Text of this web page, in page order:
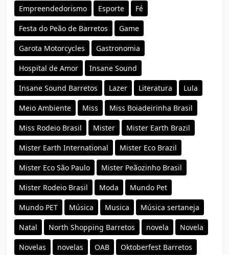
Empreendedorismo Esporte Fé
Festa do Peão de Barretos Game
Garota Motorcycles Gastronomia
Hospital de Amor Insane Sound
Insane Sound Barretos Lazer Literatura Lula
Meio Ambiente Miss Miss Boiadeirinha Brasil
Miss Rodeio Brasil Mister Mister Earth Brazil
Mister Earth International Mister Eco Brazil
Mister Eco São Paulo Mister Peãozinho Brasil
Mister Rodeio Brasil Moda Mundo Pet
Mundo PET Música Musica Música sertaneja
Natal North Shopping Barretos novela Novela
Novelas novelas OAB Oktoberfest Barretos